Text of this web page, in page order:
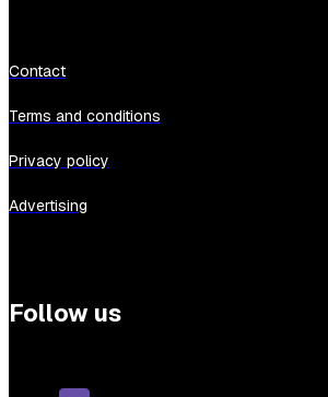
Contact
Terms and conditions
Privacy policy
Advertising
Follow us